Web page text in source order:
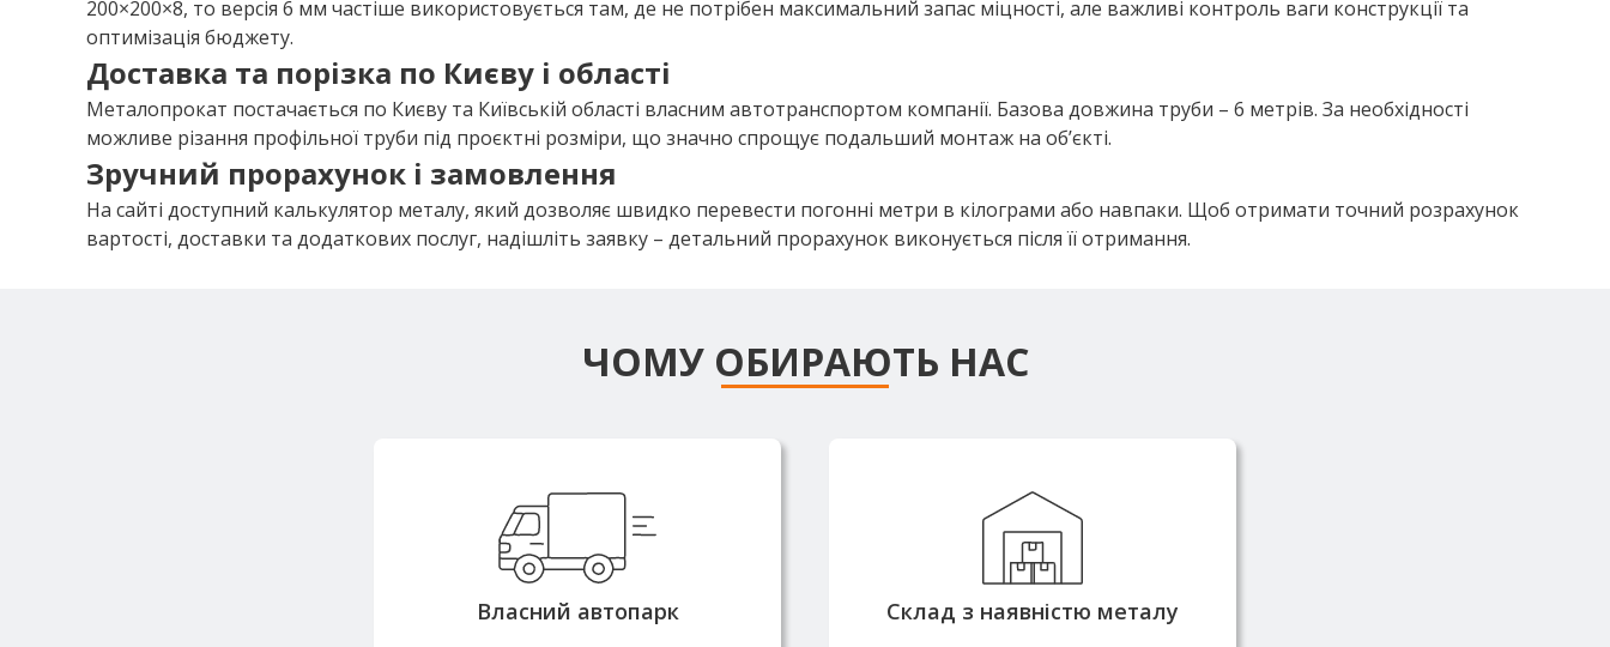
200×200×8, то версія 6 мм частіше використовується там, де не потрібен максимальний запас міцності, але важливі контроль ваги конструкції та
оптимізація бюджету.
Доставка та порізка по Києву і області
Металопрокат постачається по Києву та Київській області власним автотранспортом компанії. Базова довжина труби – 6 метрів. За необхідності
можливе різання профільної труби під проєктні розміри, що значно спрощує подальший монтаж на об’єкті.
Зручний прорахунок і замовлення
На сайті доступний калькулятор металу, який дозволяє швидко перевести погонні метри в кілограми або навпаки. Щоб отримати точний розрахунок
вартості, доставки та додаткових послуг, надішліть заявку – детальний прорахунок виконується після її отримання.
ЧОМУ ОБИРАЮТЬ НАС
Власний автопарк
Власні машини
вантажопідйомністю від 3 до 25
тонн дозволяють доставляти
замовлення швидко та без
затримок
Склад з наявністю металу
Більшість позицій завжди в
наявності на складі, що
забезпечує оперативну
комплектацію та відвантаження